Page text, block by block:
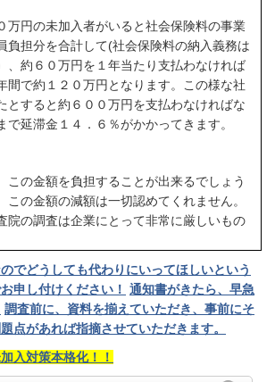
万円の未加入者がいると社会保険料の事業
負担分を合計して(社会保険料の納入義務は
、約６０万円を１年当たり支払わなければ
間で約１２０万円となります。この様な社
とすると約６００万円を支払わなければな
で延滞金１４．６％がかかってきます。
この金額を負担することが出来るでしょう
この金額の減額は一切認めてくれません。
院の調査は企業にとって非常に厳しいもの
でどうしても代わりにいってほしいという
申し付けください！ 通知書がきたら、早急
調査前に、資料を揃えていただき、事前にそ
点があれば指摘させていただきます。
入対策本格化！！